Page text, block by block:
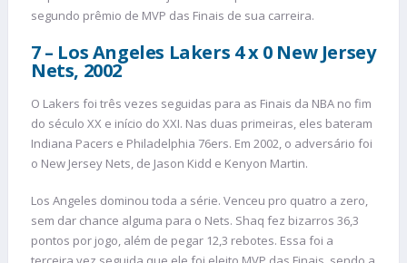
segundo prêmio de MVP das Finais de sua carreira.
7 – Los Angeles Lakers 4 x 0 New Jersey
Nets, 2002
O Lakers foi três vezes seguidas para as Finais da NBA no fim
do século XX e início do XXI. Nas duas primeiras, eles bateram
Indiana Pacers e Philadelphia 76ers. Em 2002, o adversário foi
o New Jersey Nets, de Jason Kidd e Kenyon Martin.
Los Angeles dominou toda a série. Venceu pro quatro a zero,
sem dar chance alguma para o Nets. Shaq fez bizarros 36,3
pontos por jogo, além de pegar 12,3 rebotes. Essa foi a